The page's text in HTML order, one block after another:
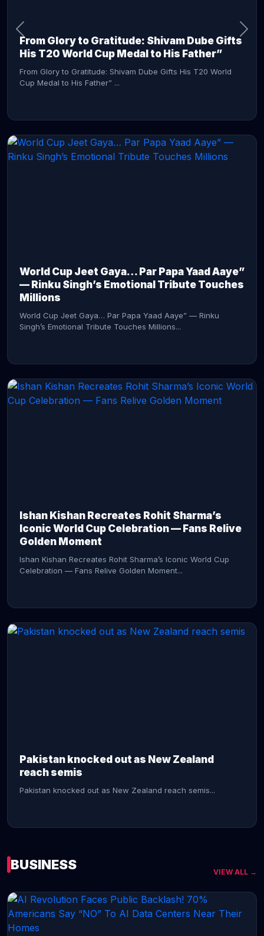
From Glory to Gratitude: Shivam Dube Gifts
His T20 World Cup Medal to His Father”
From Glory to Gratitude: Shivam Dube Gifts His T20 World
Cup Medal to His Father” ...
World Cup Jeet Gaya… Par Papa Yaad Aaye”
— Rinku Singh’s Emotional Tribute Touches
Millions
World Cup Jeet Gaya… Par Papa Yaad Aaye” — Rinku
Singh’s Emotional Tribute Touches Millions...
Ishan Kishan Recreates Rohit Sharma’s
Iconic World Cup Celebration — Fans Relive
Golden Moment
Ishan Kishan Recreates Rohit Sharma’s Iconic World Cup
Celebration — Fans Relive Golden Moment...
Pakistan knocked out as New Zealand
reach semis
Pakistan knocked out as New Zealand reach semis...
CONTINUE READING →
BUSINESS VIEW ALL →